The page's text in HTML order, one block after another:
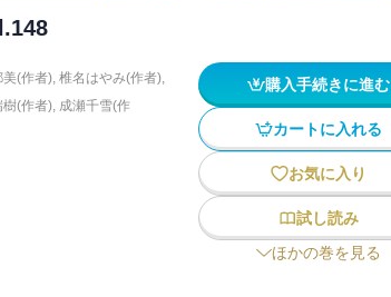
美(作者), 椎名はやみ(作者),
樹(作者), 成瀬千雪(作
購入手続きに進む
カートに入れる
お気に入り
試し読み
ほかの巻を見る